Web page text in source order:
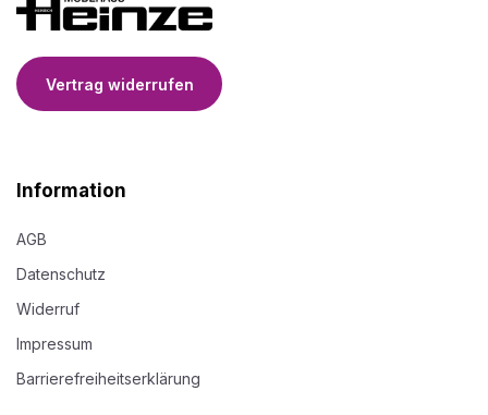
Vertrag widerrufen
Information
AGB
Datenschutz
Widerruf
Impressum
Barrierefreiheitserklärung